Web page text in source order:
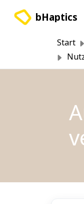
bHaptics
Start